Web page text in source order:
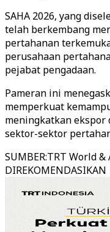
SAHA 2026, yang
telah berkembang
pertahanan
perusahaan
pejabat pengadaan.
Pameran ini
memperkuat
meningkatkan
sektor-sektor
SUMBER:TRT World &
DIREKOMENDASIKAN